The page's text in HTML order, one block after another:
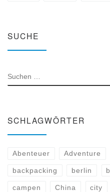
SUCHE
SUCHE
SCHLAGWÖRTER
Abenteuer Adventure
backpacking berlin
campen China city